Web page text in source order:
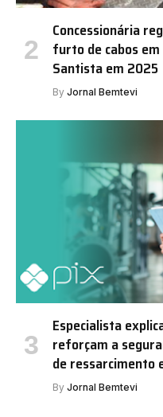
Concessionária
furto de cabos
Santista em 2025
By Jornal Bemtevi
Especialista
reforçam a
de ressarcimento
By Jornal Bemtevi